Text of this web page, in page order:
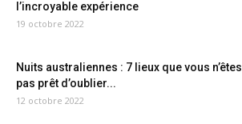
l’incroyable expérience
19 octobre 2022
Nuits australiennes : 7 lieux que vous n’êtes
pas prêt d’oublier...
12 octobre 2022